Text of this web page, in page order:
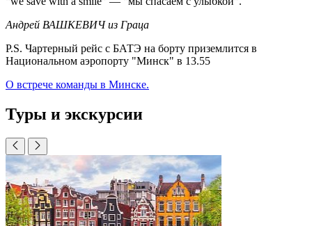
Андрей ВАШКЕВИЧ из Граца
P.S. Чартерный рейс с БАТЭ на борту приземлится в
Национальном аэропорту "Минск" в 13.55
О встрече команды в Минске.
Туры и экскурсии